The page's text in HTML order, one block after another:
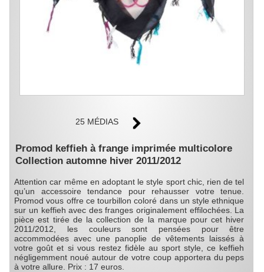
25 MÉDIAS
Promod keffieh à frange imprimée multicolore
Collection automne hiver 2011/2012
Attention car même en adoptant le style sport chic, rien de tel
qu’un accessoire tendance pour rehausser votre tenue.
Promod vous offre ce tourbillon coloré dans un style ethnique
sur un keffieh avec des franges originalement effilochées. La
pièce est tirée de la collection de la marque pour cet hiver
2011/2012, les couleurs sont pensées pour être
accommodées avec une panoplie de vêtements laissés à
votre goût et si vous restez fidèle au sport style, ce keffieh
négligemment noué autour de votre coup apportera du peps
à votre allure. Prix : 17 euros.